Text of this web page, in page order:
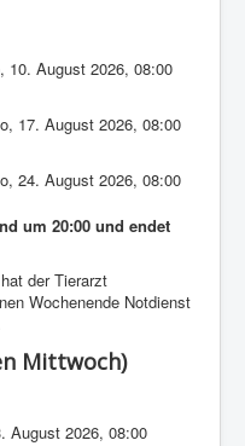
10. August 2026,08:00
17. August 2026,08:00
24. August 2026,08:00
um 20:00 und endet
der Tierarzt
Wochenende Notdienst
Mittwoch)
August 2026,08:00